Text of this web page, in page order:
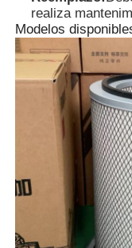
Vehículo de
realiza
Modelos